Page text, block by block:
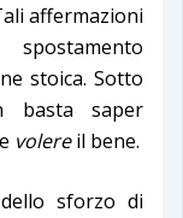
affermazioni
stoica. Sotto
basta saper
volereil bene.
sforzo di